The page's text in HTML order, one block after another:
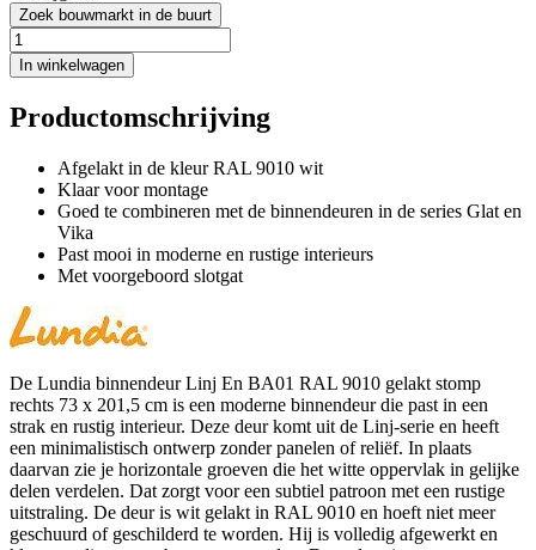
Zoek bouwmarkt in de buurt
In winkelwagen
Productomschrijving
Afgelakt in de kleur RAL 9010 wit
Klaar voor montage
Goed te combineren met de binnendeuren in de series Glat en
Vika
Past mooi in moderne en rustige interieurs
Met voorgeboord slotgat
De Lundia binnendeur Linj En BA01 RAL 9010 gelakt stomp
rechts 73 x 201,5 cm is een moderne binnendeur die past in een
strak en rustig interieur. Deze deur komt uit de Linj-serie en heeft
een minimalistisch ontwerp zonder panelen of reliëf. In plaats
daarvan zie je horizontale groeven die het witte oppervlak in gelijke
delen verdelen. Dat zorgt voor een subtiel patroon met een rustige
uitstraling. De deur is wit gelakt in RAL 9010 en hoeft niet meer
geschuurd of geschilderd te worden. Hij is volledig afgewerkt en